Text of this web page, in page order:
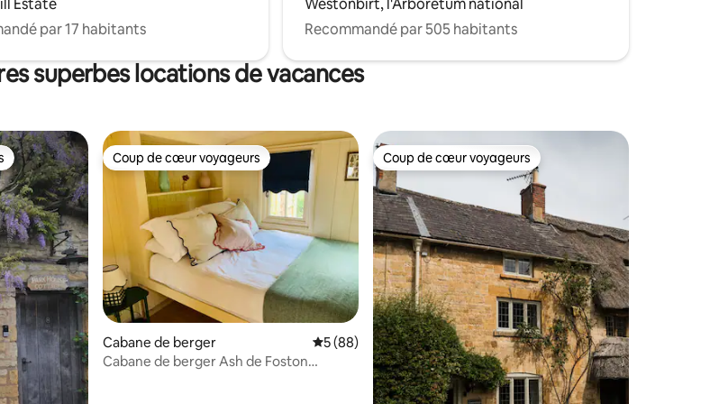
Estate
par 17 habitants
Westonbirt, l'Arboretum national
Recommandé par 505 habitants
superbes locations de vacances
plus appréciés Coup de cœur voyageurs
Coup de cœur voyageurs
Cabane de berger Évaluation moyenne sur la base de 88 commentaires : 5 sur 5
5 (88)
Cabane de berger Ash de Foston
Coup de cœur voyageurs
Coup de cœur voyageurs